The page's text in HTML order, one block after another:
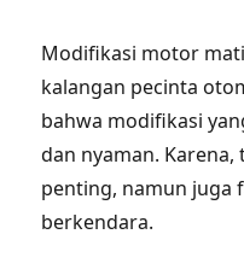
Modifikasi motor
kalangan pecinta
bahwa modifikasi
dan nyaman.
penting, namun juga
berkendara.